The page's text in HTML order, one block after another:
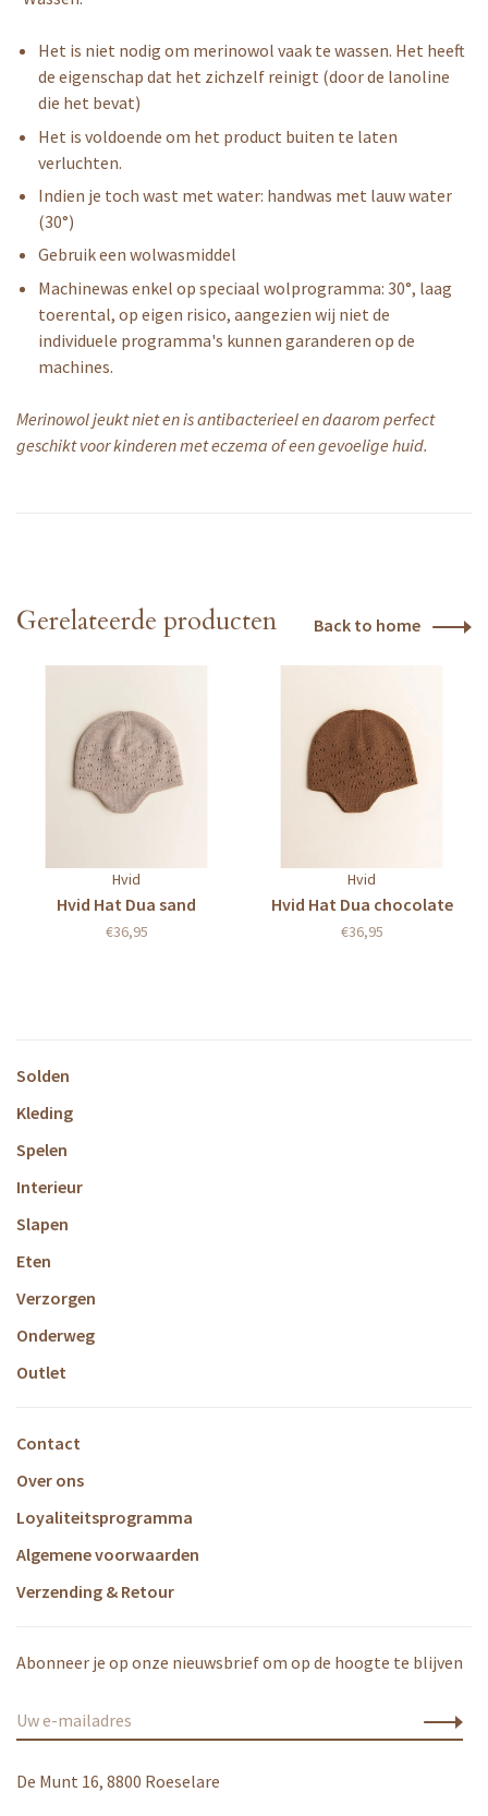
Het is niet nodig om merinowol vaak te wassen. Het heeft
de eigenschap dat het zichzelf reinigt (door de lanoline
die het bevat)
Het is voldoende om het product buiten te laten
verluchten.
Indien je toch wast met water: handwas met lauw water
(30°)
Gebruik een wolwasmiddel
Machinewas enkel op speciaal wolprogramma: 30°, laag
toerental, op eigen risico, aangezien wij niet de
individuele programma's kunnen garanderen op de
machines.
Merinowol jeukt niet en is antibacterieel en daarom perfect
geschikt voor kinderen met eczema of een gevoelige huid.
Gerelateerde producten Back to home
Hvid
Hvid Hat Dua sand
€36,95
Hvid
Hvid Hat Dua chocolate
€36,95
Solden
Kleding
Spelen
Interieur
Slapen
Eten
Verzorgen
Onderweg
Outlet
Contact
Over ons
Loyaliteitsprogramma
Algemene voorwaarden
Verzending & Retour
Abonneer je op onze nieuwsbrief om op de hoogte te blijven
De Munt 16, 8800 Roeselare